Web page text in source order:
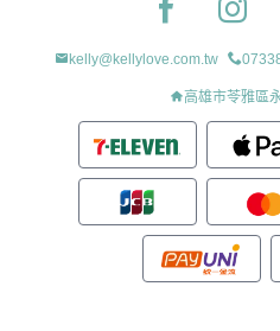
Facebook
kelly@kellylove.com.tw
高雄市苓雅區